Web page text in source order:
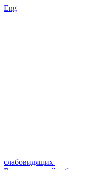
Eng
слабовидящих